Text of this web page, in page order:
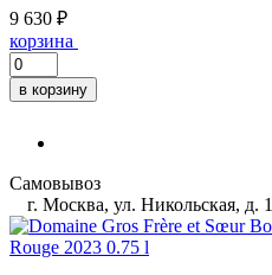
9 630 ₽
корзина
в корзину
Самовывоз
г. Москва, ул. Никольская, д.